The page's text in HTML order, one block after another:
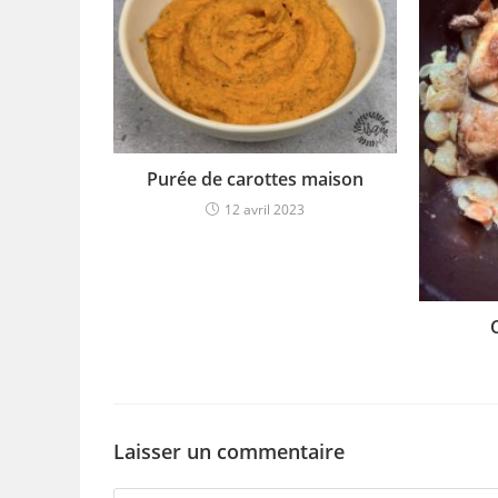
Purée de carottes maison
12 avril 2023
Laisser un commentaire